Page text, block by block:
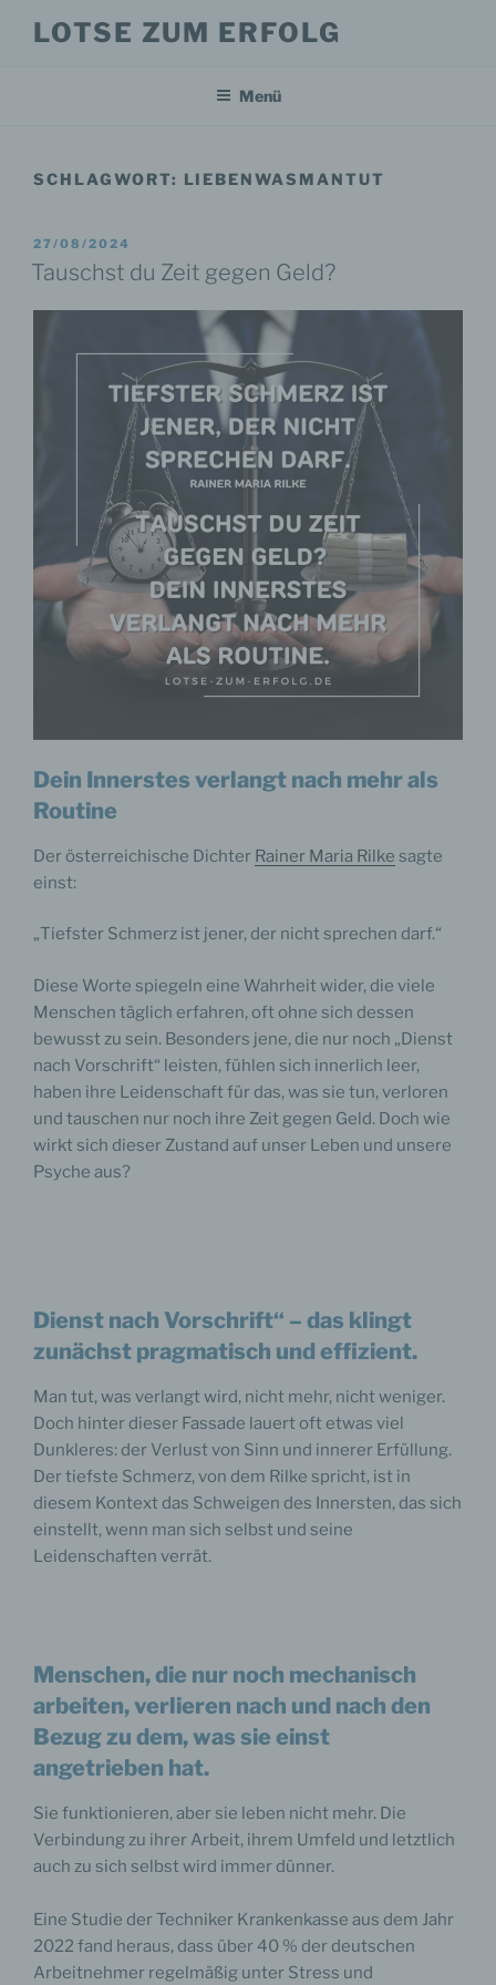
InhaltLOTSE ZUM ERFOLG
Menü
SCHLAGWORT: LIEBENWASMANTUT
VERÖFFENTLICHT
AM
27/08/2024
Tauschst du Zeit gegen Geld?
Dein Innerstes verlangt nach mehr als
Routine
Der österreichische Dichter Rainer Maria Rilke sagte
einst:
„Tiefster Schmerz ist jener, der nicht sprechen darf.“
Diese Worte spiegeln eine Wahrheit wider, die viele
Menschen täglich erfahren, oft ohne sich dessen
bewusst zu sein. Besonders jene, die nur noch „Dienst
nach Vorschrift“ leisten, fühlen sich innerlich leer,
haben ihre Leidenschaft für das, was sie tun, verloren
und tauschen nur noch ihre Zeit gegen Geld. Doch wie
wirkt sich dieser Zustand auf unser Leben und unsere
Psyche aus?
Dienst nach Vorschrift“ – das klingt
zunächst pragmatisch und effizient.
Man tut, was verlangt wird, nicht mehr, nicht weniger.
Doch hinter dieser Fassade lauert oft etwas viel
Dunkleres: der Verlust von Sinn und innerer Erfüllung.
Der tiefste Schmerz, von dem Rilke spricht, ist in
diesem Kontext das Schweigen des Innersten, das sich
einstellt, wenn man sich selbst und seine
Leidenschaften verrät.
Menschen, die nur noch mechanisch
arbeiten, verlieren nach und nach den
Bezug zu dem, was sie einst
angetrieben hat.
Sie funktionieren, aber sie leben nicht mehr. Die
Verbindung zu ihrer Arbeit, ihrem Umfeld und letztlich
auch zu sich selbst wird immer dünner.
Eine Studie der Techniker Krankenkasse aus dem Jahr
2022 fand heraus, dass über 40 % der deutschen
Arbeitnehmer regelmäßig unter Stress und